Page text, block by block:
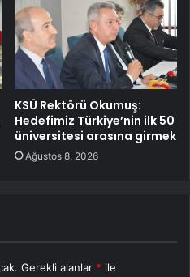
KSÜ Rektörü Okumuş:
Hedefimiz Türkiye’nin ilk 50
üniversitesi arasına girmek
Ağustos 8, 2026
Gerekli alanlar * ile